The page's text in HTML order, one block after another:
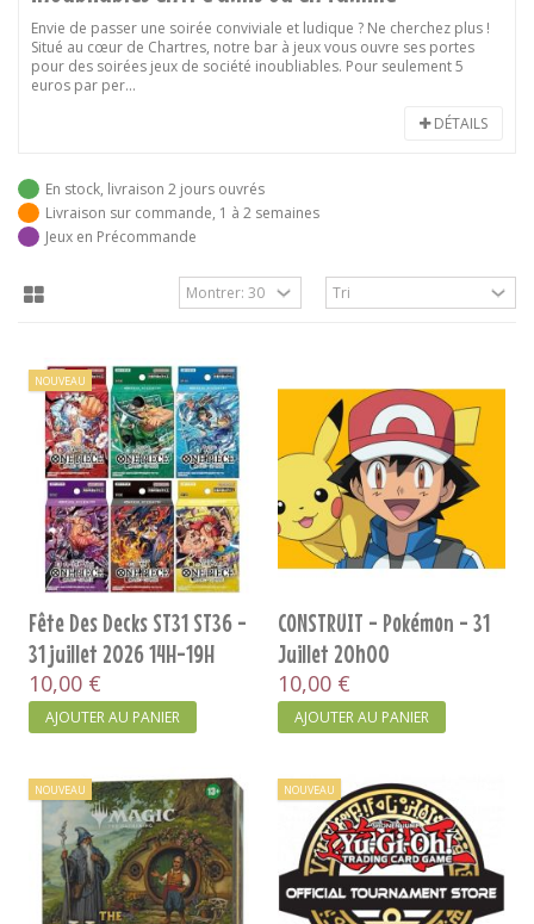
Envie de passer une soirée conviviale et ludique ? Ne cherchez plus !
Situé au cœur de Chartres, notre bar à jeux vous ouvre ses portes
pour des soirées jeux de société inoubliables. Pour seulement 5
euros par per...
DÉTAILS
En stock, livraison 2 jours ouvrés
Livraison sur commande, 1 à 2 semaines
Jeux en Précommande
NOUVEAU
Fête Des Decks ST31 ST36 -
31 juillet 2026 14H-19H
10,00 €
AJOUTER AU PANIER
CONSTRUIT - Pokémon - 31
Juillet 20h00
10,00 €
AJOUTER AU PANIER
NOUVEAU NOUVEAU